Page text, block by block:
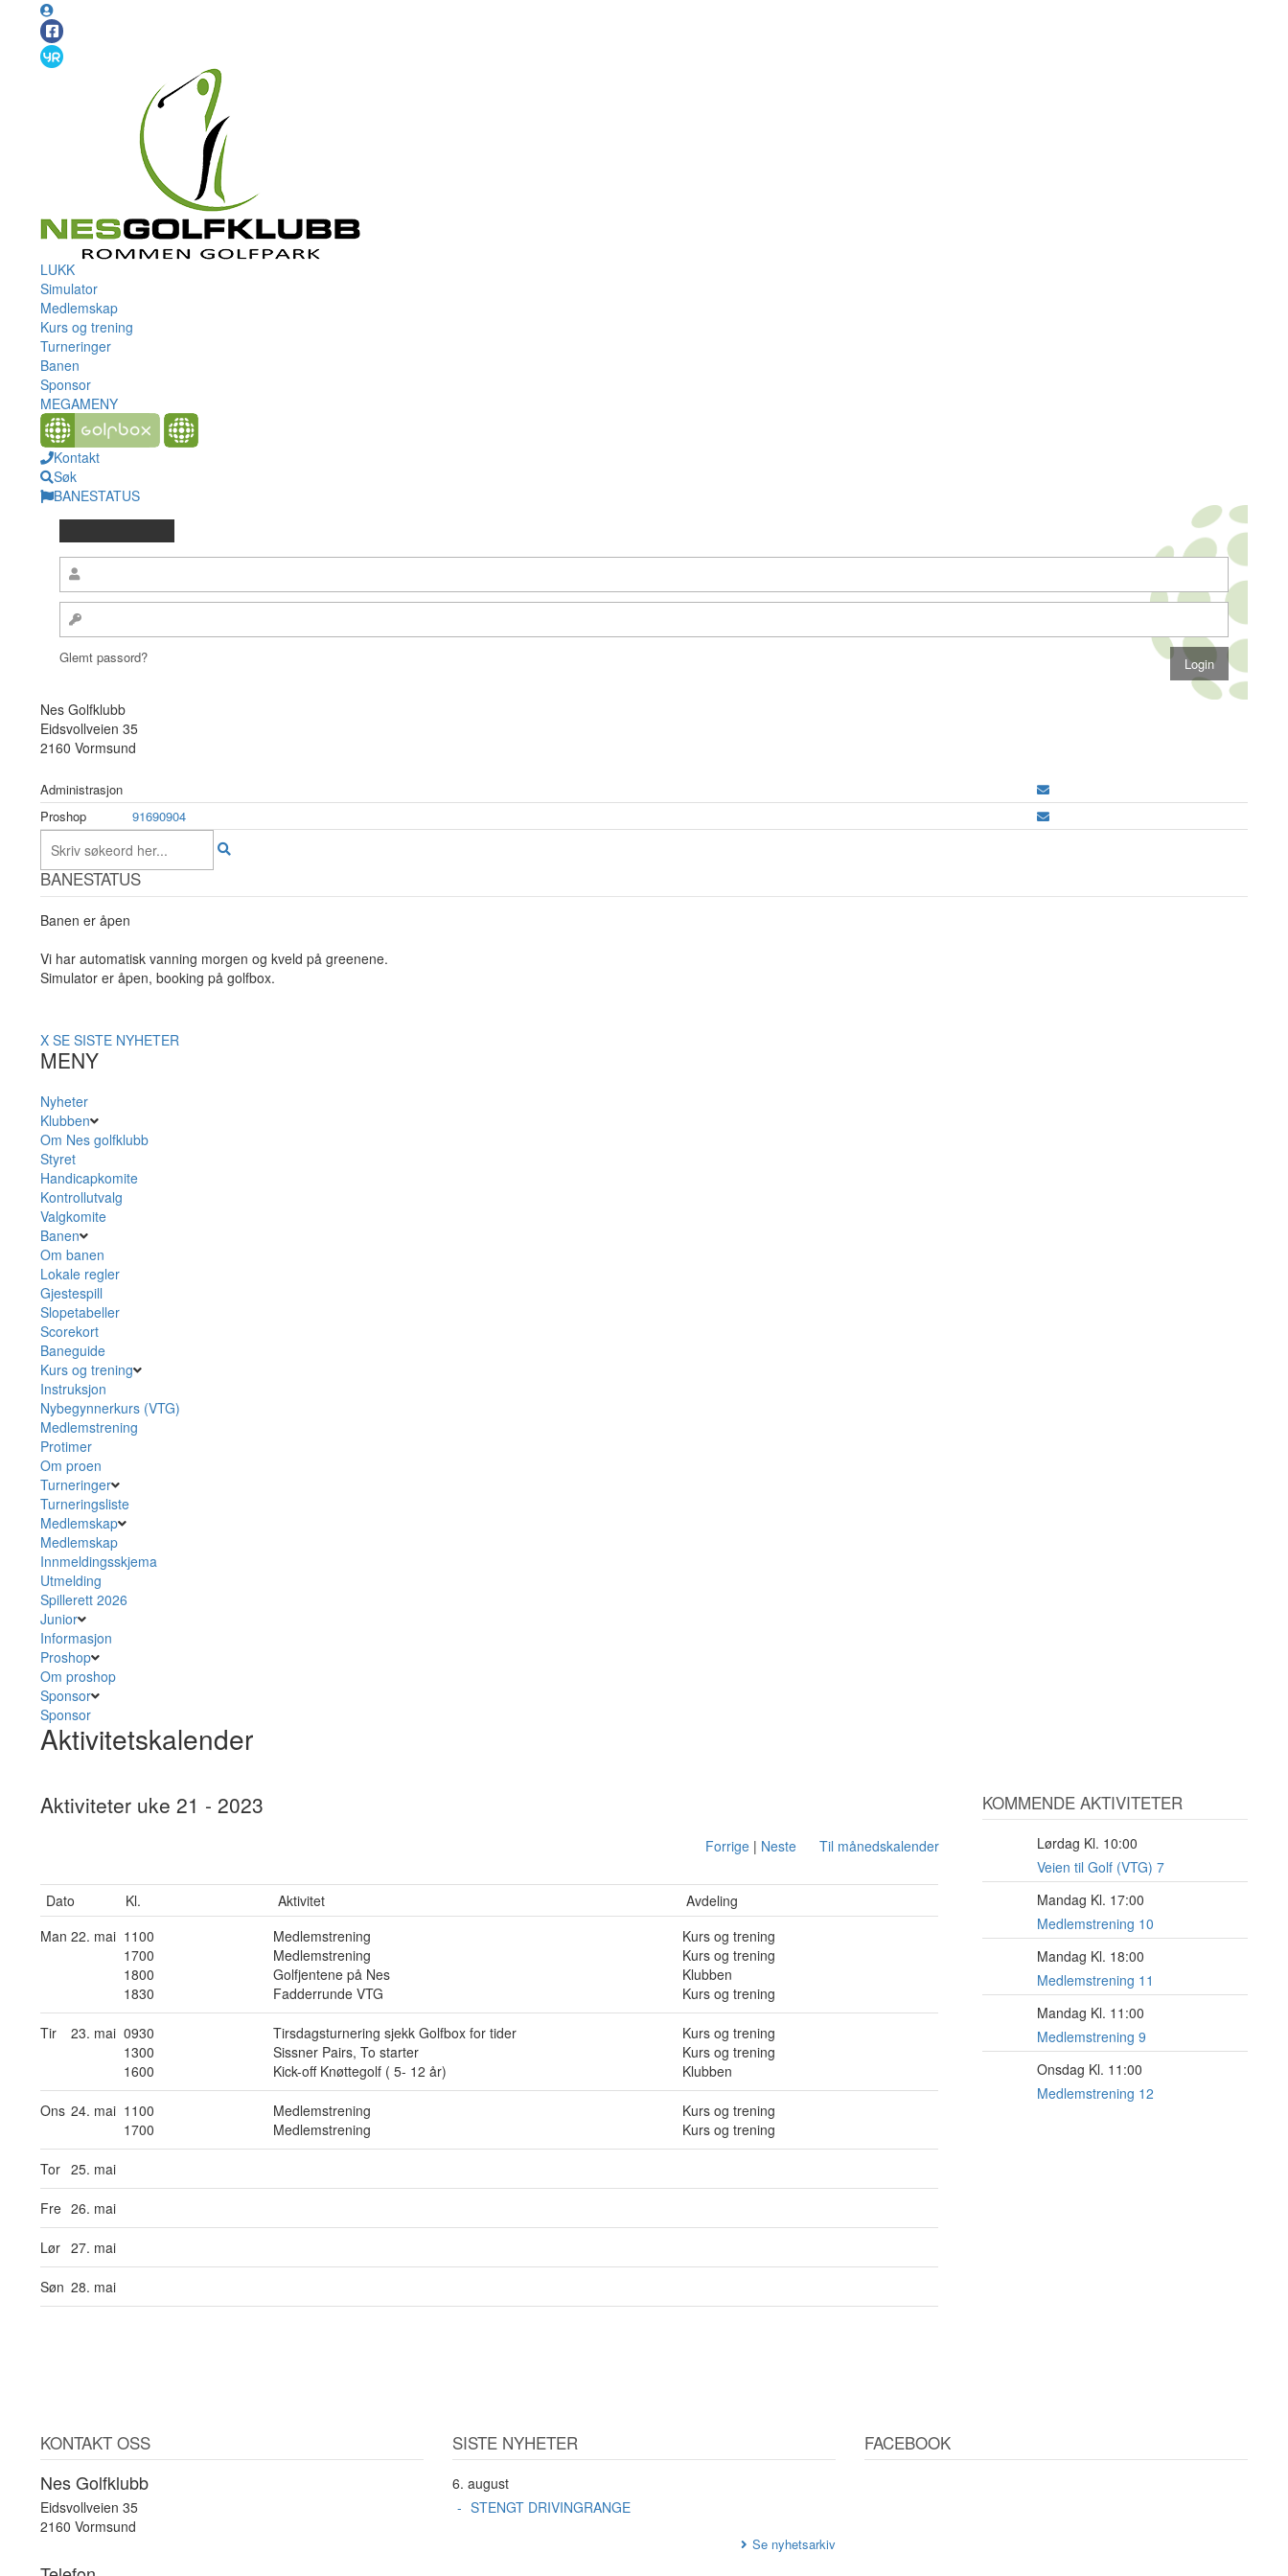
LUKK
Simulator
Medlemskap
Kurs og trening
Turneringer
Banen
Sponsor
MEGAMENY
Kontakt
Søk
BANESTATUS
Glemt passord?
Nes Golfklubb
Eidsvollveien 35
2160 Vormsund
Administrasjon
Proshop
91690904
BANESTATUS
Banen er åpen
Vi har automatisk vanning morgen og kveld på greenene.
Simulator er åpen, booking på golfbox.
X SE SISTE NYHETER
MENY
Nyheter
Klubben
Om Nes golfklubb
Styret
Handicapkomite
Kontrollutvalg
Valgkomite
Banen
Om banen
Lokale regler
Gjestespill
Slopetabeller
Scorekort
Baneguide
Kurs og trening
Instruksjon
Nybegynnerkurs (VTG)
Medlemstrening
Protimer
Om proen
Turneringer
Turneringsliste
Medlemskap
Medlemskap
Innmeldingsskjema
Utmelding
Spillerett 2026
Junior
Informasjon
Proshop
Om proshop
Sponsor
Sponsor
Aktivitetskalender
Aktiviteter uke 21 - 2023
Forrige| Neste Til månedskalender
Dato Kl. Aktivitet
Avdeling
Man 22. mai 1100 Medlemstrening
Kurs og trening
1700
Medlemstrening
Kurs og trening
1800
Golfjentene på Nes
Klubben
1830
Fadderrunde VTG Kurs og trening
Tir 23. mai 0930 Tirsdagsturnering sjekk Golfbox for tider
Kurs og trening
1300
Sissner Pairs, To starter
Kurs og trening
1600
Kick-off Knøttegolf ( 5- 12 år) Klubben
Ons 24. mai 1100 Medlemstrening
Kurs og trening
1700
Medlemstrening Kurs og trening
Tor 25. mai
Fre 26. mai
Lør 27. mai
Søn 28. mai
KOMMENDE AKTIVITETER
Lørdag Kl. 10:00
Veien til Golf (VTG) 7
Mandag Kl. 17:00
Medlemstrening 10
Mandag Kl. 18:00
Medlemstrening 11
Mandag Kl. 11:00
Medlemstrening 9
Onsdag Kl. 11:00
Medlemstrening 12
KONTAKT OSS
Nes Golfklubb
Eidsvollveien 35
2160 Vormsund
SISTE NYHETER
6. august
STENGT DRIVINGRANGE
Se nyhetsarkiv
FACEBOOK